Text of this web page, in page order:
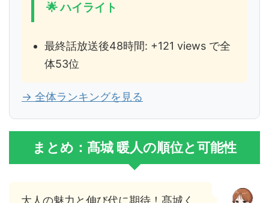
🌟 ハイライト
最終話放送後48時間: +121 views で全
体53位
→ 全体ランキングを見る
まとめ：髙城 暖人の順位と可能性
大人の魅力と伸び代に期待！髙城く